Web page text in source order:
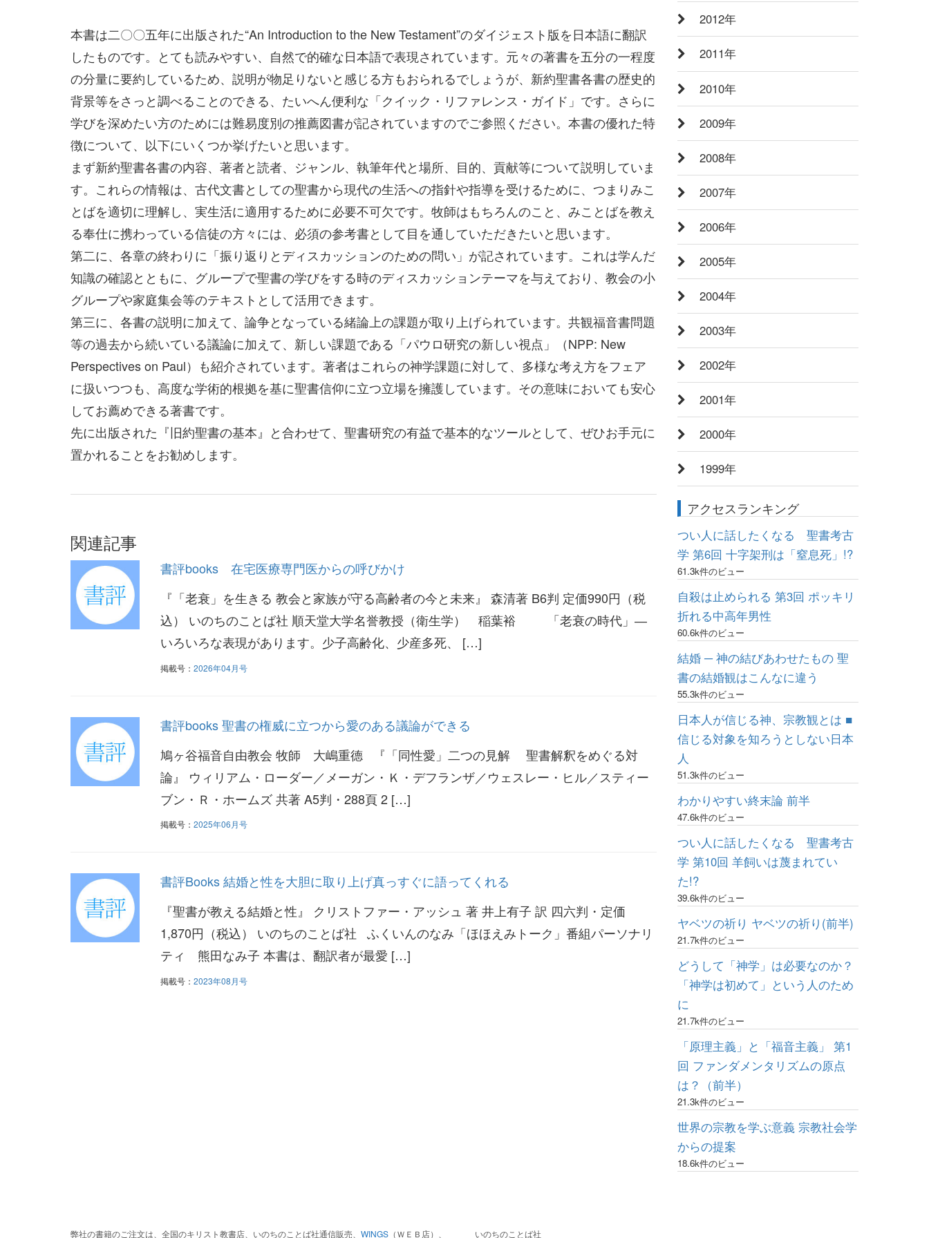
本書は二〇〇五年に出版された“An Introduction to the New Testament”のダイジェスト版を日本語に翻訳
したものです。とても読みやすい、自然で的確な日本語で表現されています。元々の著書を五分の一程度
の分量に要約しているため、説明が物足りないと感じる方もおられるでしょうが、新約聖書各書の歴史的
背景等をさっと調べることのできる、たいへん便利な「クイック・リファレンス・ガイド」です。さらに
学びを深めたい方のためには難易度別の推薦図書が記されていますのでご参照ください。本書の優れた特
徴について、以下にいくつか挙げたいと思います。
まず新約聖書各書の内容、著者と読者、ジャンル、執筆年代と場所、目的、貢献等について説明していま
す。これらの情報は、古代文書としての聖書から現代の生活への指針や指導を受けるために、つまりみこ
とばを適切に理解し、実生活に適用するために必要不可欠です。牧師はもちろんのこと、みことばを教え
る奉仕に携わっている信徒の方々には、必須の参考書として目を通していただきたいと思います。
第二に、各章の終わりに「振り返りとディスカッションのための問い」が記されています。これは学んだ
知識の確認とともに、グループで聖書の学びをする時のディスカッションテーマを与えており、教会の小
グループや家庭集会等のテキストとして活用できます。
第三に、各書の説明に加えて、論争となっている緒論上の課題が取り上げられています。共観福音書問題
等の過去から続いている議論に加えて、新しい課題である「パウロ研究の新しい視点」（NPP: New
Perspectives on Paul）も紹介されています。著者はこれらの神学課題に対して、多様な考え方をフェア
に扱いつつも、高度な学術的根拠を基に聖書信仰に立つ立場を擁護しています。その意味においても安心
してお薦めできる著書です。
先に出版された『旧約聖書の基本』と合わせて、聖書研究の有益で基本的なツールとして、ぜひお手元に
置かれることをお勧めします。
関連記事
書評books 在宅医療専門医からの呼びかけ
『「老衰」を生きる 教会と家族が守る高齢者の今と未来』 森清著 B6判 定価990円（税
込） いのちのことば社 順天堂大学名誉教授（衛生学） 稲葉裕 「老衰の時代」―
いろいろな表現があります。少子高齢化、少産多死、 […]
掲載号： 2026年04月号
書評books 聖書の権威に立つから愛のある議論ができる
鳩ヶ谷福音自由教会 牧師 大嶋重德 『「同性愛」二つの見解 聖書解釈をめぐる対
論』 ウィリアム・ローダー／メーガン・Ｋ・デフランザ／ウェスレー・ヒル／スティー
ブン・Ｒ・ホームズ 共著 A5判・288頁 2 […]
掲載号： 2025年06月号
書評Books 結婚と性を大胆に取り上げ真っすぐに語ってくれる
『聖書が教える結婚と性』 クリストファー・アッシュ 著 井上有子 訳 四六判・定価
1,870円（税込） いのちのことば社 ふくいんのなみ「ほほえみトーク」番組パーソナリ
ティ 熊田なみ子 本書は、翻訳者が最愛 […]
掲載号： 2023年08月号
2012年
2011年
2010年
2009年
2008年
2007年
2006年
2005年
2004年
2003年
2002年
2001年
2000年
1999年
アクセスランキング
つい人に話したくなる 聖書考古
学 第6回 十字架刑は「窒息死」!?
61.3k件のビュー
自殺は止められる 第3回 ポッキリ
折れる中高年男性
60.6k件のビュー
結婚 ─ 神の結びあわせたもの 聖
書の結婚観はこんなに違う
55.3k件のビュー
日本人が信じる神、宗教観とは ■
信じる対象を知ろうとしない日本
人
51.3k件のビュー
わかりやすい終末論 前半
47.6k件のビュー
つい人に話したくなる 聖書考古
学 第10回 羊飼いは蔑まれてい
た!?
39.6k件のビュー
ヤベツの祈り ヤベツの祈り(前半)
21.7k件のビュー
どうして「神学」は必要なのか？
「神学は初めて」という人のため
に
21.7k件のビュー
「原理主義」と「福音主義」 第1
回 ファンダメンタリズムの原点
は？（前半）
21.3k件のビュー
世界の宗教を学ぶ意義 宗教社会学
からの提案
18.6k件のビュー
弊社の書籍のご注文は、全国のキリスト教書店、いのちのことば社通信販売、 WINGS （ＷＥＢ店）、 いのちのことば社